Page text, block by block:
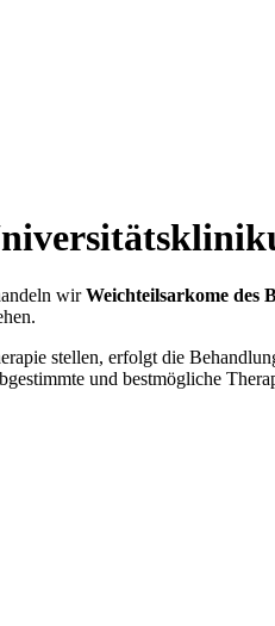
wirWeichteilsarkome des
stellen, erfolgt die
und bestmögliche